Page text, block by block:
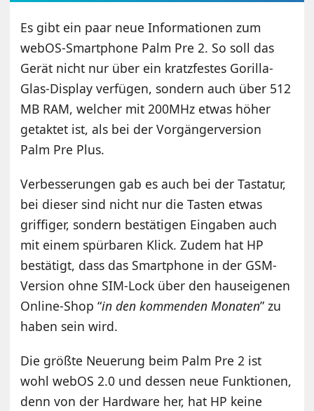
Es gibt ein paar neue Informationen zum
webOS-Smartphone Palm Pre 2. So soll das
Gerät nicht nur über ein kratzfestes Gorilla-
Glas-Display verfügen, sondern auch über 512
MB RAM, welcher mit 200MHz etwas höher
getaktet ist, als bei der Vorgängerversion
Palm Pre Plus.
Verbesserungen gab es auch bei der Tastatur,
bei dieser sind nicht nur die Tasten etwas
griffiger, sondern bestätigen Eingaben auch
mit einem spürbaren Klick. Zudem hat HP
bestätigt, dass das Smartphone in der GSM-
Version ohne SIM-Lock über den hauseigenen
Online-Shop “in den kommenden Monaten” zu
haben sein wird.
Die größte Neuerung beim Palm Pre 2 ist
wohl webOS 2.0 und dessen neue Funktionen,
denn von der Hardware her, hat HP keine